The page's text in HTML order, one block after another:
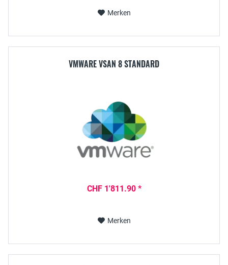
Merken
VMWARE VSAN 8 STANDARD
CHF 1'811.90 *
Merken